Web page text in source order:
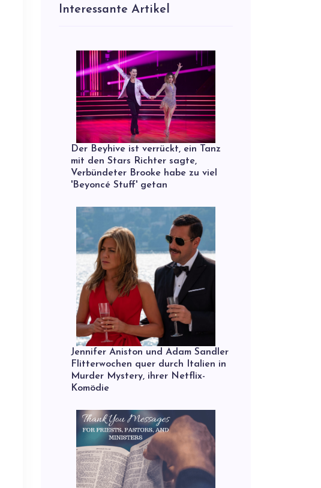
Interessante Artikel
Der Beyhive ist verrückt, ein Tanz
mit den Stars Richter sagte,
Verbündeter Brooke habe zu viel
'Beyoncé Stuff' getan
Jennifer Aniston und Adam Sandler
Flitterwochen quer durch Italien in
Murder Mystery, ihrer Netflix-
Komödie